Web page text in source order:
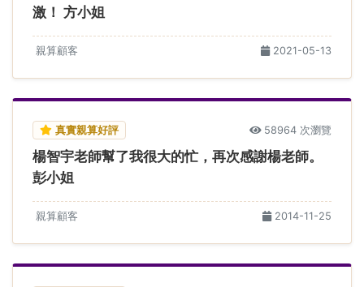
激！ 方小姐
親算顧客 2021-05-13
真實親算好評 58964 次瀏覽
楊智宇老師幫了我很大的忙，再次感謝楊老師。
彭小姐
親算顧客 2014-11-25